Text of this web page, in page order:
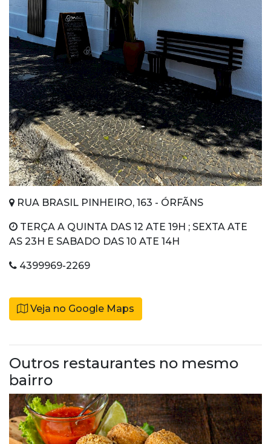
RUA BRASIL PINHEIRO, 163 - ÓRFÃNS
TERÇA A QUINTA DAS 12 ATE 19H ; SEXTA ATE
AS 23H E SABADO DAS 10 ATE 14H
4399969-2269
Veja no Google Maps
Outros restaurantes no mesmo
bairro